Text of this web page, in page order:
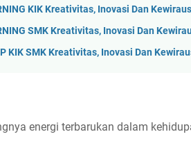
KIK Kreativitas, Inovasi Dan
SMK Kreativitas, Inovasi Dan
KIK SMK Kreativitas, Inovasi Dan
energi terbarukan dalam